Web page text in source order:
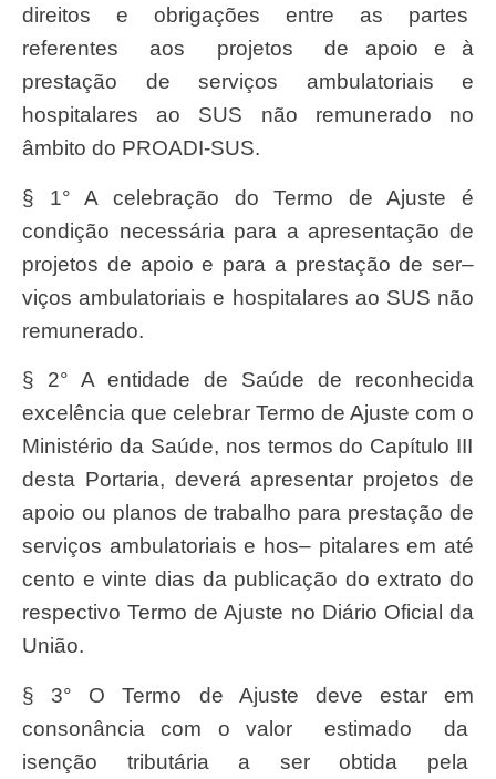
direitos
e obrigações entre as
partes
referentes
aos projetos
de apoio e à
prestação de serviços ambulatoriais e
hospitalares ao SUS não remunerado no
âmbito do PROADI-SUS.
§ 1° A celebra ção do Termo de Ajuste é
condição necessária para a apresentação de
projetos de apoio e para a prestação de ser–
viços ambulatoriais e hospitalares ao SUS não
remunerado.
§ 2° A entidade de saúde de reconhecida
excel ência que celebrar Termo de Ajuste com o
Ministério da Saúde, nos termos do Capítulo III
desta Portaria, deverá apresentar projetos de
apoio ou planos de trabalho para prestação de
serviços ambulatoriais e hos– pitalares em até
cento e vinte dias da publicação do extrato do
respectivoTermo deAjuste no Diário Oficia l da
União.
§ 3° OTermo de Ajuste deve estar em
consonância com o valor estimado
da
isenção tributária a ser obtida
pela